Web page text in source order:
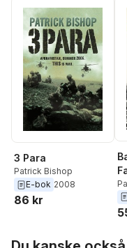
3 Para
Patrick Bishop
E-bok 2008
86 kr